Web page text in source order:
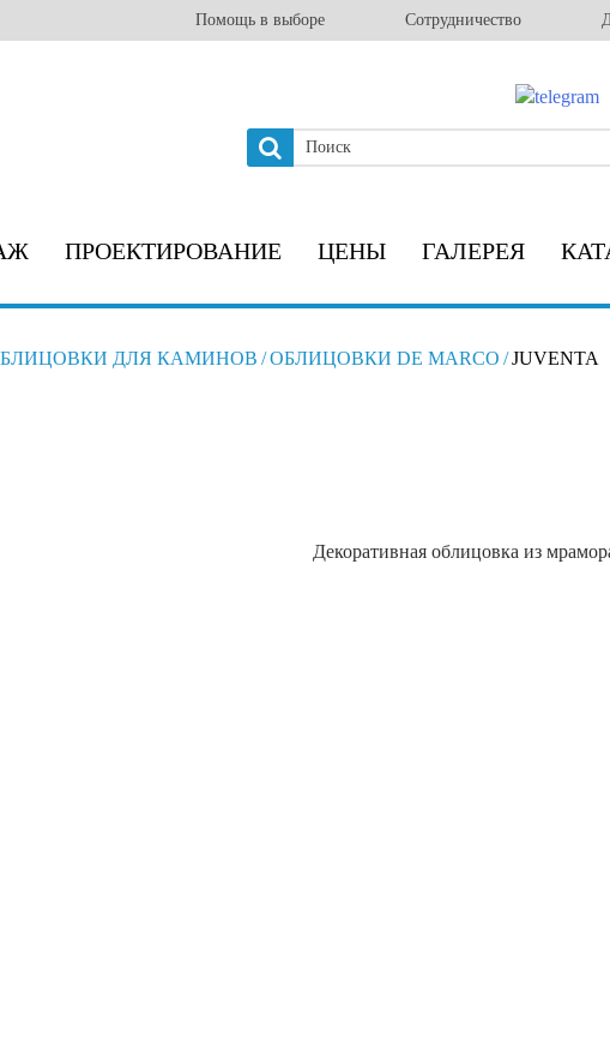
Помощь в выборе Сотрудничество
ПРОЕКТИРОВАНИЕ ЦЕНЫ ГАЛЕРЕЯ
ДЛЯ КАМИНОВ /ОБЛИЦОВКИ DE MARCO /JUVENTA
Декоративная облицовка из